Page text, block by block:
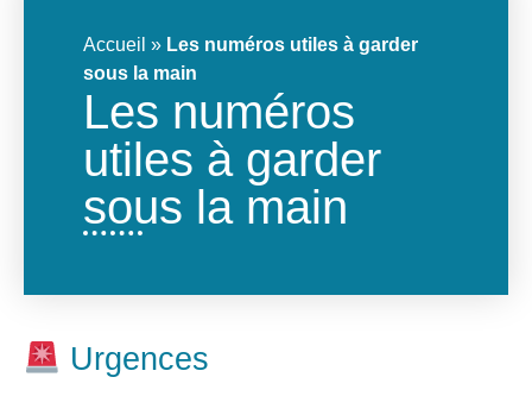
Accueil » Les numéros utiles à garder
sous la main
Les numéros
utiles à garder
sous la main
Urgences